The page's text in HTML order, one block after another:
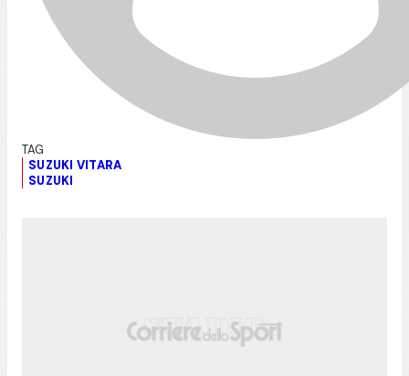
SUZUKI VITARA
SUZUKI